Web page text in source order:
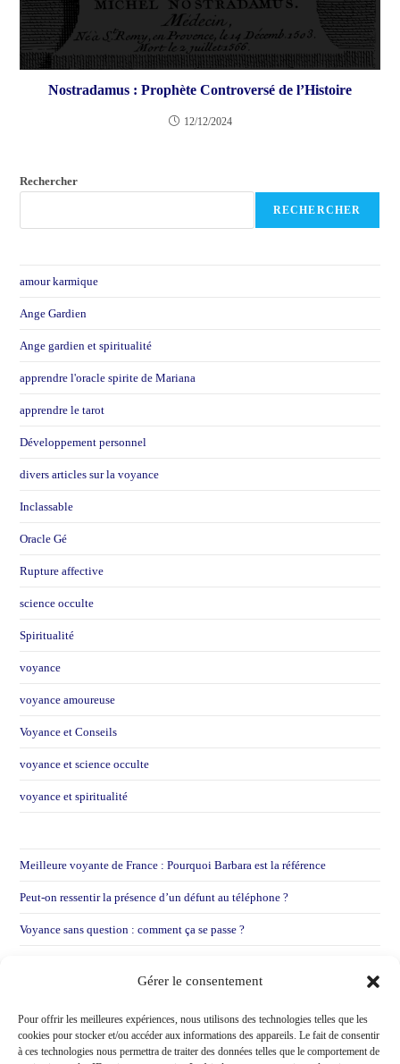
Gérer le consentement
Pour offrir les meilleures expériences, nous utilisons des technologies telles que les
cookies pour stocker et/ou accéder aux informations des appareils. Le fait de consentir
à ces technologies nous permettra de traiter des données telles que le comportement de
Nostradamus : Prophète Controversé de l’Histoire
12/12/2024
Rechercher
RECHERCHER
amour karmique
Ange Gardien
Ange gardien et spiritualité
apprendre l'oracle spirite de Mariana
apprendre le tarot
Développement personnel
divers articles sur la voyance
Inclassable
Oracle Gé
Rupture affective
science occulte
Spiritualité
voyance
voyance amoureuse
Voyance et Conseils
voyance et science occulte
voyance et spiritualité
Meilleure voyante de France : Pourquoi Barbara est la référence
Peut-on ressentir la présence d’un défunt au téléphone ?
Voyance sans question : comment ça se passe ?